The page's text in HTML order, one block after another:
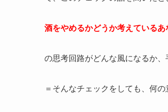
酒をやめるかどうか考えている
の思考回路がどんな風になるか
＝そんなチェックをしても、何の